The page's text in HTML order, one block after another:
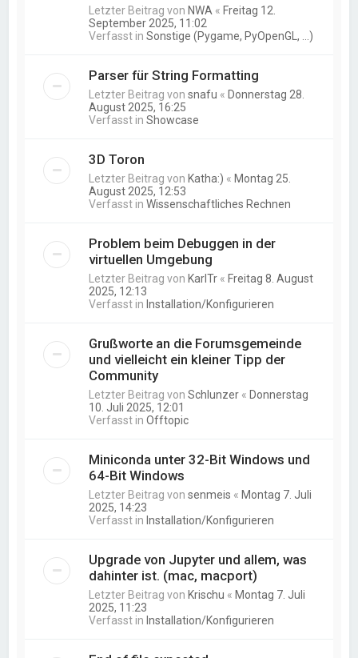
Letzter Beitrag von NWA « Freitag 12.
September 2025, 11:02
Verfasst inSonstige (Pygame, PyOpenGL, ...)
Parser für String Formatting
Letzter Beitrag vonsnafu « Donnerstag 28.
August 2025, 16:25
Verfasst inShowcase
3D Toron
Letzter Beitrag von Katha:) « Montag 25.
August 2025, 12:53
Verfasst inWissenschaftliches Rechnen
Problem beim Debuggen in der
virtuellen Umgebung
Letzter Beitrag von KarlTr « Freitag 8. August
2025, 12:13
Verfasst in Installation/Konfigurieren
Grußworte an die Forumsgemeinde
und vielleicht ein kleiner Tipp der
Community
Letzter Beitrag vonSchlunzer « Donnerstag
10. Juli 2025, 12:01
Verfasst inOfftopic
Miniconda unter 32-Bit Windows und
64-Bit Windows
Letzter Beitrag vonsenmeis « Montag 7. Juli
2025, 14:23
Verfasst in Installation/Konfigurieren
Upgrade von Jupyter und allem, was
dahinter ist. (mac, macport)
Letzter Beitrag von Krischu « Montag 7. Juli
2025, 11:23
Verfasst in Installation/Konfigurieren